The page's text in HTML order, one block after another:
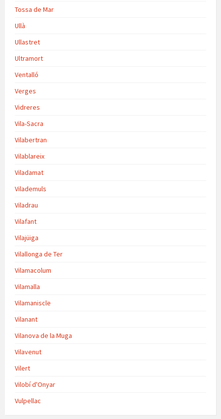
Tossa de Mar
Ullà
Ullastret
Ultramort
Ventalló
Verges
Vidreres
Vila-Sacra
Vilabertran
Vilablareix
Viladamat
Vilademuls
Viladrau
Vilafant
Vilajüiga
Vilallonga de Ter
Vilamacolum
Vilamalla
Vilamaniscle
Vilanant
Vilanova de la Muga
Vilavenut
Vilert
Vilobí d'Onyar
Vulpellac